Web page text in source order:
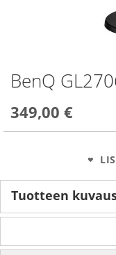
BenQ
349,00 €
Skip
to
beginning
of
Tuotteen